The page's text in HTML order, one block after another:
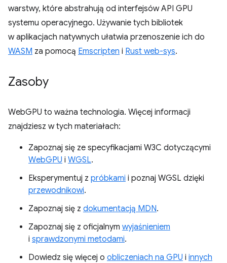
warstwy, które abstrahują od interfejsów API GPU
systemu operacyjnego. Używanie tych bibliotek
w aplikacjach natywnych ułatwia przenoszenie ich do
WASM za pomocą Emscripten i Rust web-sys.
Zasoby
WebGPU to ważna technologia. Więcej informacji
znajdziesz w tych materiałach:
Zapoznaj się ze specyfikacjami W3C dotyczącymi
WebGPU i WGSL.
Eksperymentuj z próbkami i poznaj WGSL dzięki
przewodnikowi.
Zapoznaj się z dokumentacją MDN.
Zapoznaj się z oficjalnym wyjaśnieniem
i sprawdzonymi metodami.
Dowiedz się więcej o obliczeniach na GPU i innych